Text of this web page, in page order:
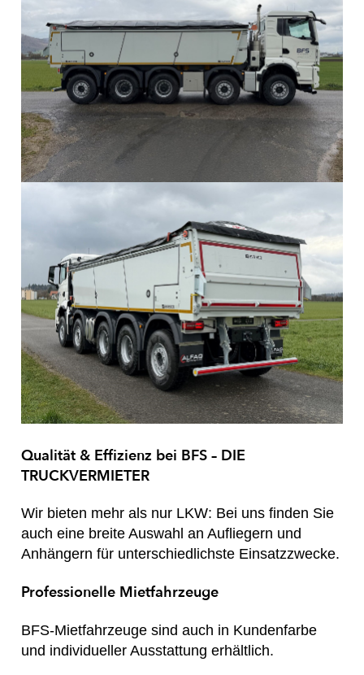
Qualität & Effizienz bei BFS – DIE
TRUCKVERMIETER
Wir bieten mehr als nur LKW: Bei uns finden Sie
auch eine breite Auswahl an Aufliegern und
Anhängern für unterschiedlichste Einsatzzwecke.
Professionelle Mietfahrzeuge
BFS-Mietfahrzeuge sind auch in Kundenfarbe
und individueller Ausstattung erhältlich.